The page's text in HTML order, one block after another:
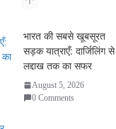
भारत की सबसे खूबसूरत
सड़क यात्राएँ: दार्जिलिंग से
लद्दाख तक का सफर
August 5, 2026
0 Comments